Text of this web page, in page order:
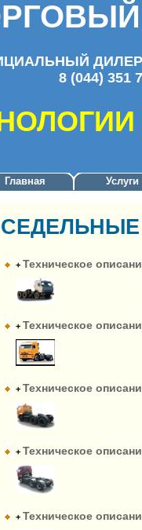
8 (044) 351
Главная Услуги
СЕДЕЛЬНЫЕ
+ Техническое
+ Техническое
+ Техническое
+ Техническое
+ Техническое